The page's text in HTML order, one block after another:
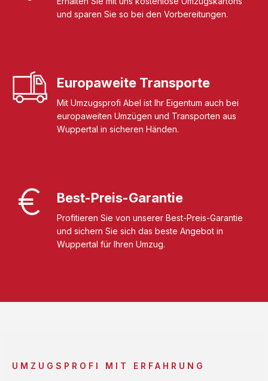
und sparen Sie so bei den Vorbereitungen.
Europaweite Transporte
Mit Umzugsprofi Abel ist Ihr Eigentum auch bei
europaweiten Umzügen und Transporten aus
Wuppertal in sicheren Händen.
Best-Preis-Garantie
Profitieren Sie von unserer Best-Preis-Garantie
und sichern Sie sich das beste Angebot in
Wuppertal für Ihren Umzug.
UMZUGSPROFI MIT ERFAHRUNG